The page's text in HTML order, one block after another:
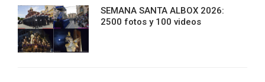
SEMANA SANTA ALBOX 2026:
2500 fotos y 100 videos